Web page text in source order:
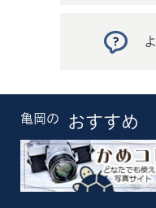
亀岡の おすすめ